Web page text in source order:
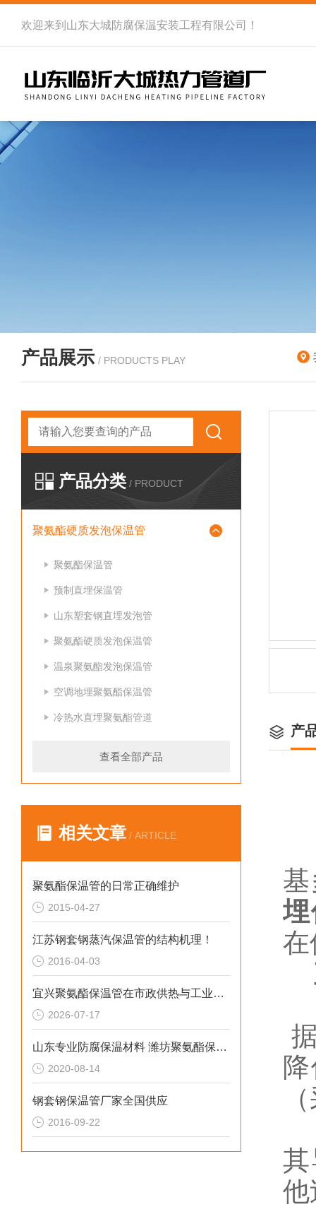
欢迎来到 山东大城防腐保温安装工程有限公司 ！
产品展示 / PRODUCTS PLAY
产品分类 / PRODUCT
聚氨酯硬质发泡保温管
聚氨酯保温管
预制直埋保温管
山东塑套钢直埋发泡管
聚氨酯硬质发泡保温管
温泉聚氨酯发泡保温管
空调地埋聚氨酯保温管
冷热水直埋聚氨酯管道
查看全部产品
相关文章 / ARTICLE
聚氨酯保温管的日常正确维护
2015-04-27
江苏钢套钢蒸汽保温管的结构机理！
2016-04-03
宜兴聚氨酯保温管在市政供热与工业管网的应用
2026-07-17
山东专业防腐保温材料 潍坊聚氨酯保温管厂家
2020-08-14
钢套钢保温管厂家全国供应
2016-09-22
产
他